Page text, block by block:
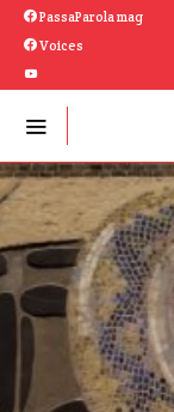
PassaParola mag
Voices